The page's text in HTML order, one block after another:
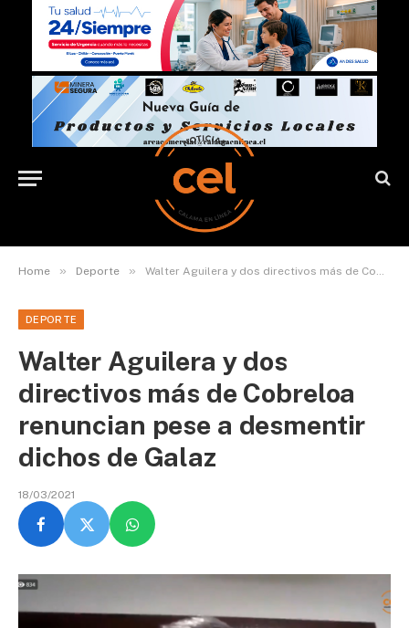
Home » Deporte » Walter Aguilera y dos directivos más de Cobreloa renuncian pese a desmentir dichos de Galaz
DEPORTE
Walter Aguilera y dos
directivos más de Cobreloa
renuncian pese a desmentir
dichos de Galaz
18/03/2021